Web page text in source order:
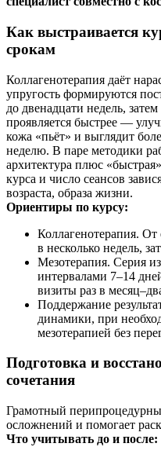
Как выстраивается
срокам
Коллагенотерапия даёт
упругость формируются
до двенадцати недель,
проявляется быстрее —
кожа «пьёт» и выглядит
неделю. В паре методики
архитектура плюс
курса и число сеансов
возраста, образа жизни.
Ориентиры по курсу:
Коллагенотерапия. От
в несколько недель,
Мезотерапия. Серия
интервалами 7–14
визиты раз в
Поддержание
динамики, при
мезотерапией без
Подготовка и
сочетания
Грамотный
осложнений и помогает
Что учитывать до и после: